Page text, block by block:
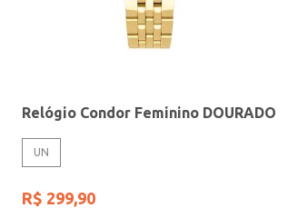
Relógio Condor Feminino DOURADO
UN
R$ 299,90